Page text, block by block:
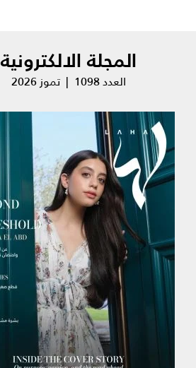
المجلة الالكترونية
العدد 1098 | تموز 2026